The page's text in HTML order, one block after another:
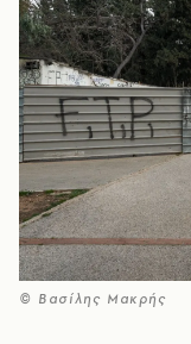
© Βασίλης Μακρής